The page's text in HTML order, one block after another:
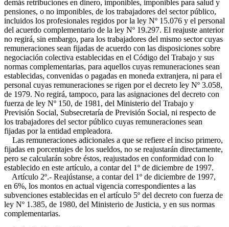
demás retribuciones en dinero, imponibles, imponibles para salud y
pensiones, o no imponibles, de los trabajadores del sector público,
incluidos los profesionales regidos por la ley Nº 15.076 y el personal
del acuerdo complementario de la ley Nº 19.297. El reajuste anterior
no regirá, sin embargo, para los trabajadores del mismo sector cuyas
remuneraciones sean fijadas de acuerdo con las disposiciones sobre
negociación colectiva establecidas en el Código del Trabajo y sus
normas complementarias, para aquellos cuyas remuneraciones sean
establecidas, convenidas o pagadas en moneda extranjera, ni para el
personal cuyas remuneraciones se rigen por el decreto ley Nº 3.058,
de 1979. No regirá, tampoco, para las asignaciones del decreto con
fuerza de ley Nº 150, de 1981, del Ministerio del Trabajo y
Previsión Social, Subsecretaría de Previsión Social, ni respecto de
los trabajadores del sector público cuyas remuneraciones sean
fijadas por la entidad empleadora.
Las remuneraciones adicionales a que se refiere el inciso primero,
fijadas en porcentajes de los sueldos, no se reajustarán directamente,
pero se calcularán sobre éstos, reajustados en conformidad con lo
establecido en este artículo, a contar del 1º de diciembre de 1997.
Artículo 2º.- Reajústanse, a contar del 1º de diciembre de 1997,
en 6%, los montos en actual vigencia correspondientes a las
subvenciones establecidas en el artículo 5º del decreto con fuerza de
ley Nº 1.385, de 1980, del Ministerio de Justicia, y en sus normas
complementarias.